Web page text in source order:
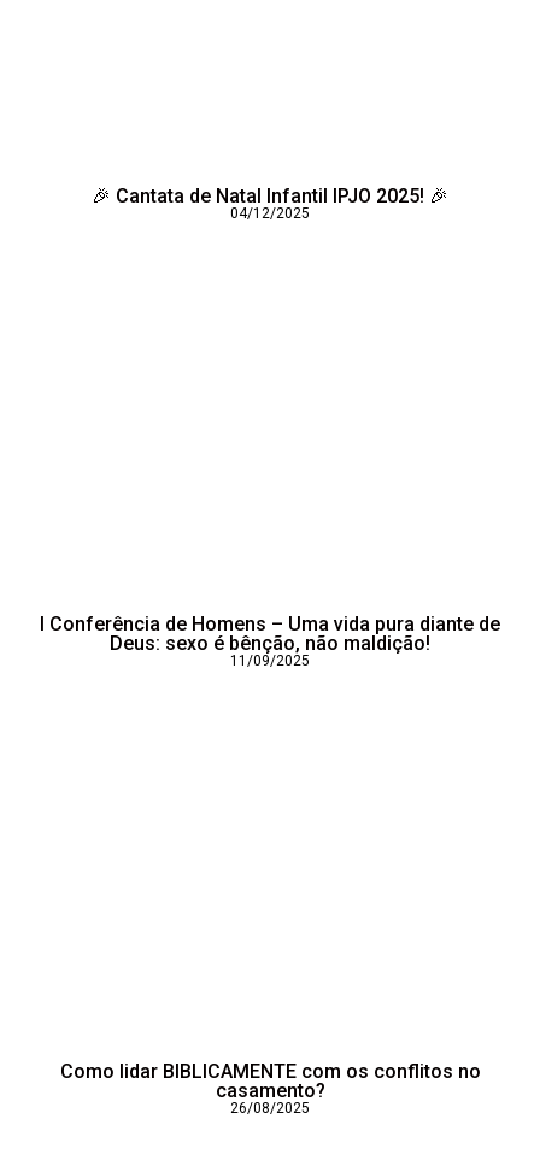
🎉 Cantata de Natal Infantil IPJO 2025! 🎉
04/12/2025
I Conferência de Homens – Uma vida pura diante de
Deus: sexo é bênção, não maldição!
11/09/2025
Como lidar BIBLICAMENTE com os conflitos no
casamento?
26/08/2025